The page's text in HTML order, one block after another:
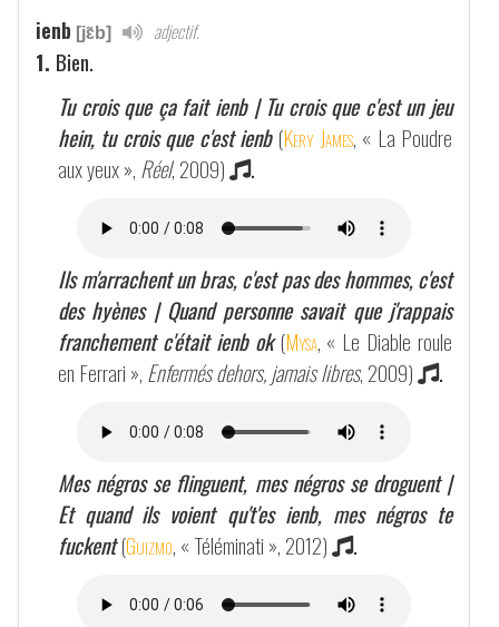
ienb [jɛ̃b] adjectif.
1. Bien.
Tu crois que ça fait ienb | Tu crois que c'est un jeu
hein, tu crois que c'est ienb (Kery James, « La Poudre
aux yeux », Réel, 2009) .
Ils m'arrachent un bras, c'est pas des hommes, c'est
des hyènes | Quand personne savait que j'rappais
franchement c'était ienb ok (Mysa, « Le Diable roule
en Ferrari », Enfermés dehors, jamais libres, 2009) .
Mes négros se flinguent, mes négros se droguent |
Et quand ils voient qu't'es ienb, mes négros te
fuckent (Guizmo, « Téléminati », 2012) .